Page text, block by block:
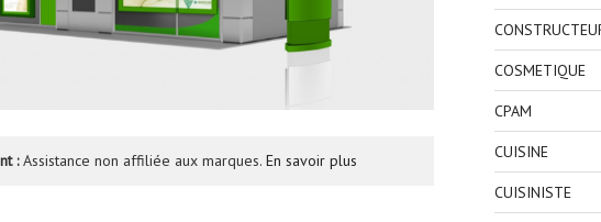
:Assistance non affiliée aux marques. En savoir plus
COSMETIQUE
CPAM
CUISINE
CUISINISTE